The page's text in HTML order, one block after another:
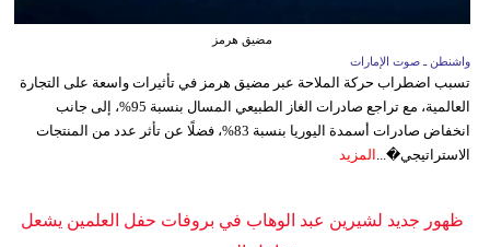
مضيق هرمز
واشنطن ـ صوت الإمارات
تسبب اضطراب حركة الملاحة عبر مضيق هرمز في تأثيرات واسعة على التجارة
العالمية، مع تراجع صادرات الغاز الطبيعي المسال بنسبة 95%، إلى جانب
انخفاض صادرات أسمدة اليوريا بنسبة 83%، فضلًا عن تأثر عدد من المنتجات
الاستراتيجي�... المزيد
ظهور جديد لشيرين عبد الوهاب في بروفات حفل العلمين يشعل